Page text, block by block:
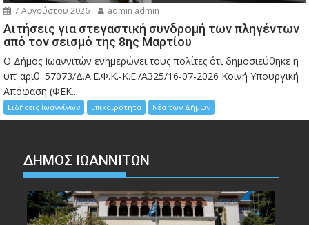
7 Αυγούστου 2026 admin admin
Αιτήσεις για στεγαστική συνδρομή των πληγέντων
από τον σεισμό της 8ης Μαρτίου
Ο Δήμος Ιωαννιτών ενημερώνει τους πολίτες ότι δημοσιεύθηκε η
υπ’ αριθ. 57073/Δ.Α.Ε.Φ.Κ.-Κ.Ε./Α325/16-07-2026 Κοινή Υπουργική
Απόφαση (ΦΕΚ...
Ειδήσεις Ιωαννίνων Επικαιρότητα Νέα των Δήμων
ΔΗΜΟΣ ΙΩΑΝΝΙΤΩΝ